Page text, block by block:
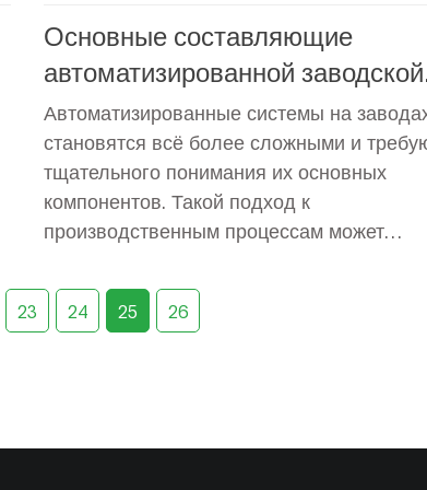
Основные составляющие
автоматизированной заводской
системы
Автоматизированные системы на
становятся всё более сложными и
тщательного понимания их основных
компонентов. Такой подход к
производственным процессам может
предприятия. Ключевые элементы этой
системы включают программное
23 24 25 26